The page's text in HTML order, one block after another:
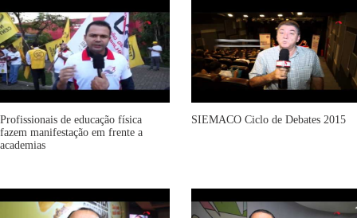
Profissionais de educação física
fazem manifestação em frente a
academias
SIEMACO Ciclo de Debates 2015